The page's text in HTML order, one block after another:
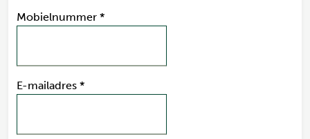
Mobielnummer *
E-mailadres *